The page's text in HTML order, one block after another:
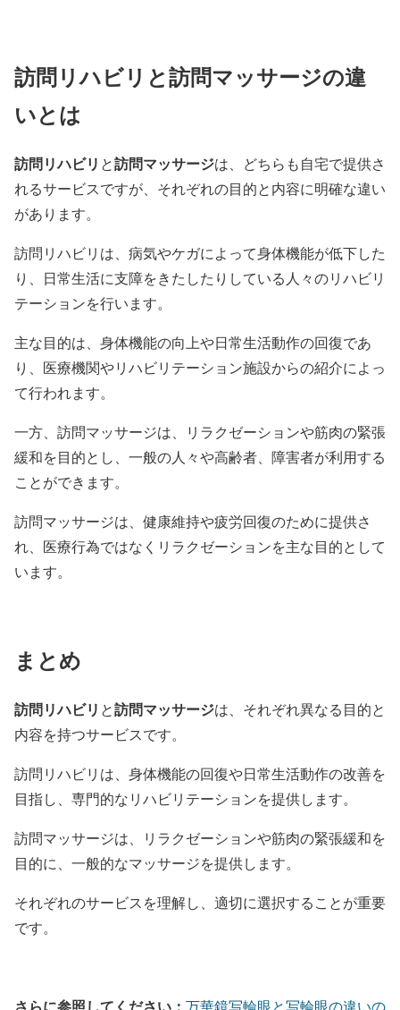
訪問リハビリと訪問マッサージの違
いとは
訪問リハビリ と訪問マッサージは、どちらも自宅で提供さ
れるサービスですが、それぞれの目的と内容に明確な違い
があります。
訪問リハビリは、病気やケガによって身体機能が低下した
り、日常生活に支障をきたしたりしている人々のリハビリ
テーションを行います。
主な目的は、身体機能の向上や日常生活動作の回復であ
り、医療機関やリハビリテーション施設からの紹介によっ
て行われます。
一方、訪問マッサージは、リラクゼーションや筋肉の緊張
緩和を目的とし、一般の人々や高齢者、障害者が利用する
ことができます。
訪問マッサージは、健康維持や疲労回復のために提供さ
れ、医療行為ではなくリラクゼーションを主な目的として
います。
まとめ
訪問リハビリ と訪問マッサージは、それぞれ異なる目的と
内容を持つサービスです。
訪問リハビリは、身体機能の回復や日常生活動作の改善を
目指し、専門的なリハビリテーションを提供します。
訪問マッサージは、リラクゼーションや筋肉の緊張緩和を
目的に、一般的なマッサージを提供します。
それぞれのサービスを理解し、適切に選択することが重要
です。
さらに参照してください： 万華鏡写輪眼と写輪眼の違いの